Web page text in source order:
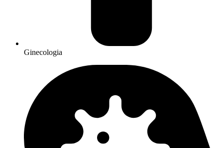
Ginecologia